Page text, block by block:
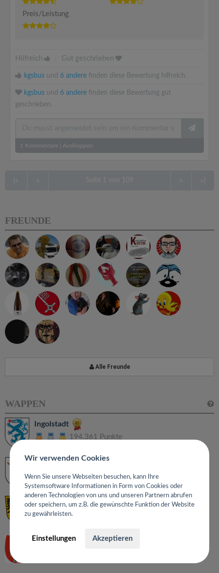
Preis/Leistung
Hilfreich Gut geschrieben
kgsbus und 6 andere finden diese Bewertung hilfreich.
kgsbus und 6 andere finden diese Bewertung gut
geschrieben.
1 Kommentare Ausklappen
FREUNDE
Alle Freunde
WAPPEN
Ingolstadt
194.361 Punkte
München
160.509 Punkte
Nürnberg
118.471 Punkte
Augsburg
Wir verwenden Cookies
Wenn Sie unsere Webseiten besuchen, kann Ihre
Systemsoftware Informationen in Form von Cookies oder
anderen Technologien von uns und unseren Partnern abrufen
oder speichern, um z.B. die gewünschte Funktion der Website
zu gewährleisten.
Einstellungen Akzeptieren